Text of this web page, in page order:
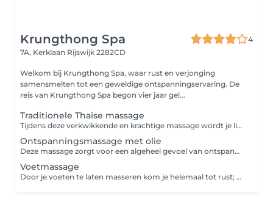
Krungthong Spa
4
7A, Kerklaan Rijswijk 2282CD
Welkom bij Krungthong Spa, waar rust en verjonging
samensmelten tot een geweldige ontspanningservaring. De
reis van Krungthong Spa begon vier jaar gel...
Traditionele Thaise massage
Tijdens deze verkwikkende en krachtige massage wordt je lichaam in verschillende yogahoudingen gebracht terwijl druk wordt uitgeoefend op verschillende reflexpunten. Deze massage zorgt voor ontspanning en energie en helpt vastzittende gewrichten los te maken en spierspanning te verlichten.
Ontspanningsmassage met olie
Deze massage zorgt voor een algeheel gevoel van ontspanning. Terwijl je spieren relaxen ebt stress weg zodat lichaam en geest weer in balans komen.
Voetmassage
Door je voeten te laten masseren kom je helemaal tot rust; een voetmassage heeft niet alleen effect op de voeten, maar zorgt ook voor een ontspannen gevoel.